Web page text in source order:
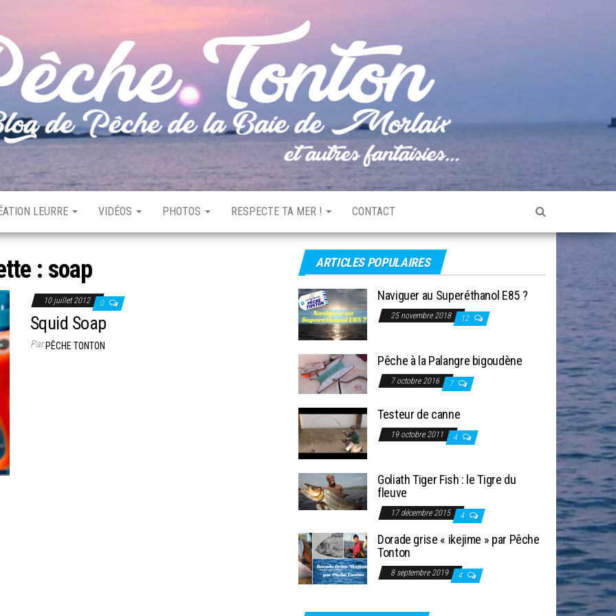
LEURRE VIDÉOS PHOTOS RESPECTE TA MER ! CONTACT
: soap
10 juillet 2012 0
Squid Soap
ParPÊCHE TONTON
ARTICLES POPULAIRES
Naviguer au Superéthanol E85 ?
25 novembre 2018 12
Pêche à la Palangre bigoudène
7 octobre 2016 7
Testeur de canne
19 octobre 2011 4
Goliath Tiger Fish : le Tigre du
fleuve
17 décembre 2015 4
Dorade grise « ikejime » par Pêche
Tonton
8 septembre 2019 4